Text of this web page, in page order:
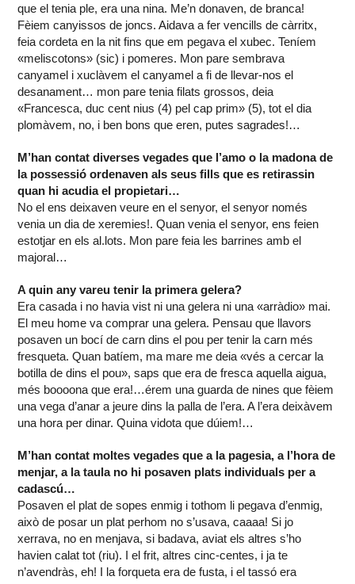
que el tenia ple, era una nina. Me’n donaven, de branca!
Fèiem canyissos de joncs. Aidava a fer vencills de càrritx,
feia cordeta en la nit fins que em pegava el xubec. Teníem
«meliscotons» (sic) i pomeres. Mon pare sembrava
canyamel i xuclàvem el canyamel a fi de llevar-nos el
desanament… mon pare tenia filats grossos, deia
«Francesca, duc cent nius (4) pel cap prim» (5), tot el dia
plomàvem, no, i ben bons que eren, putes sagrades!…
M’han contat diverses vegades que l’amo o la madona de
la possessió ordenaven als seus fills que es retirassin
quan hi acudia el propietari…
No el ens deixaven veure en el senyor, el senyor només
venia un dia de xeremies!. Quan venia el senyor, ens feien
estotjar en els al.lots. Mon pare feia les barrines amb el
majoral…
A quin any vareu tenir la primera gelera?
Era casada i no havia vist ni una gelera ni una «arràdio» mai.
El meu home va comprar una gelera. Pensau que llavors
posaven un bocí de carn dins el pou per tenir la carn més
fresqueta. Quan batíem, ma mare me deia «vés a cercar la
botilla de dins el pou», saps que era de fresca aquella aigua,
més boooona que era!…érem una guarda de nines que fèiem
una vega d’anar a jeure dins la palla de l’era. A l’era deixàvem
una hora per dinar. Quina vidota que dúiem!…
M’han contat moltes vegades que a la pagesia, a l’hora de
menjar, a la taula no hi posaven plats individuals per a
cadascú…
Posaven el plat de sopes enmig i tothom li pegava d’enmig,
això de posar un plat perhom no s’usava, caaaa! Si jo
xerrava, no en menjava, si badava, aviat els altres s’ho
havien calat tot (riu). I el frit, altres cinc-centes, i ja te
n’avendràs, eh! I la forqueta era de fusta, i el tassó era